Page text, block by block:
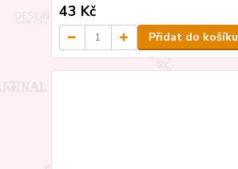
43 Kč
Přidat do košíku